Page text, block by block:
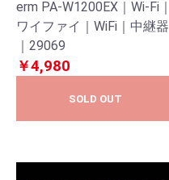
erm PA-W1200EX｜Wi-Fi｜
ワイファイ｜WiFi｜中継器
｜29069
￥4,980
SOLD OUT